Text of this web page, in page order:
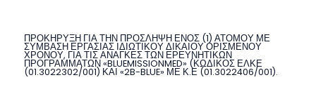
ΠΡΟΚΗΡΥΞΗ ΓΙΑ ΤΗΝ ΠΡΟΣΛΗΨΗ ΕΝΟΣ (1) ΑΤΟΜΟΥ ΜΕ
ΣΥΜΒΑΣΗ ΕΡΓΑΣΙΑΣ ΙΔΙΩΤΙΚΟΥ ΔΙΚΑΙΟΥ ΟΡΙΣΜΕΝΟΥ
ΧΡΟΝΟΥ, ΓΙΑ ΤΙΣ ΑΝΑΓΚΕΣ ΤΩΝ ΕΡΕΥΝΗΤΙΚΩΝ
ΠΡΟΓΡΑΜΜΑΤΩΝ «BLUEMISSIONMED» (ΚΩΔΙΚΟΣ ΕΛΚΕ
(01.3022302/001) ΚΑΙ «2B-BLUE» ΜΕ Κ.Ε (01.3022406/001).